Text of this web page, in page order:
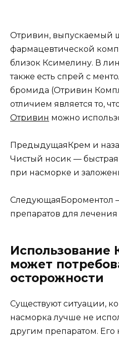
Отривин, выпускаемый
фармацевтической
близок Ксимелину. В
также есть спрей с
бромида (Отривин
отличием является то,
Отривин можно
ПредыдущаяКрем и
Чистый носик —
при насморке и
СледующаяБороментол
препаратов для
Использование
может
осторожности
Существуют ситуации,
насморка лучше не
другим препаратом. Его